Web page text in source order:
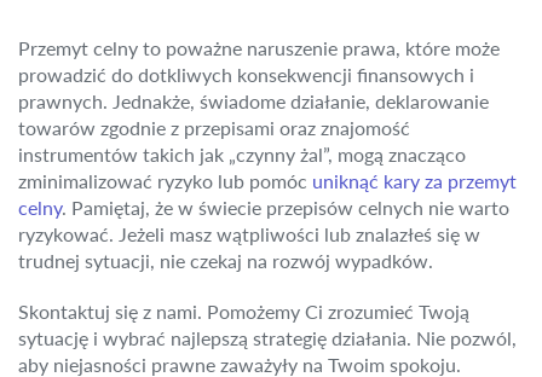
Przemyt celny to poważne naruszenie prawa, które może
prowadzić do dotkliwych konsekwencji finansowych i
prawnych. Jednakże, świadome działanie, deklarowanie
towarów zgodnie z przepisami oraz znajomość
instrumentów takich jak „czynny żal”, mogą znacząco
zminimalizować ryzyko lub pomóc uniknąć kary za przemyt
celny. Pamiętaj, że w świecie przepisów celnych nie warto
ryzykować. Jeżeli masz wątpliwości lub znalazłeś się w
trudnej sytuacji, nie czekaj na rozwój wypadków.
Skontaktuj się z nami. Pomożemy Ci zrozumieć Twoją
sytuację i wybrać najlepszą strategię działania. Nie pozwól,
aby niejasności prawne zaważyły na Twoim spokoju.